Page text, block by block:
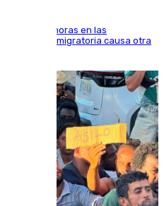
de las 8.00 horas en las
y la crisis migratoria causa otra